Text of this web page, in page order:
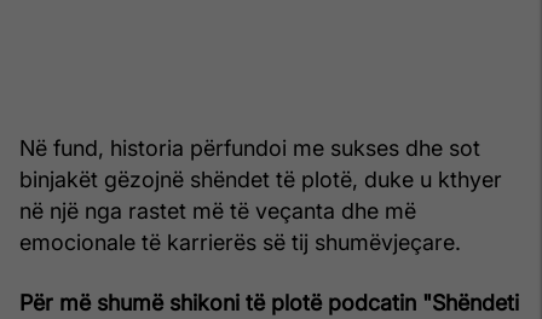
Në fund, historia përfundoi me sukses dhe sot
binjakët gëzojnë shëndet të plotë, duke u kthyer
në një nga rastet më të veçanta dhe më
emocionale të karrierës së tij shumëvjeçare.
Për më shumë shikoni të plotë podcatin "Shëndeti